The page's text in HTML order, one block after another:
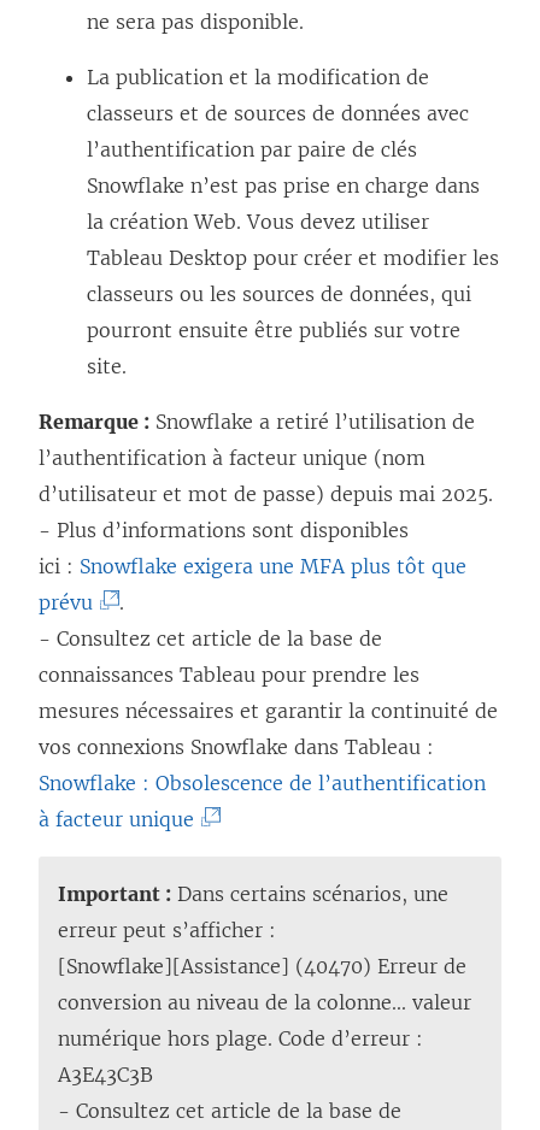
ne sera pas disponible.
La publication et la modification de
classeurs et de sources de données avec
l’authentification par paire de clés
Snowflake n’est pas prise en charge dans
la création Web. Vous devez utiliser
Tableau Desktop pour créer et modifier les
classeurs ou les sources de données, qui
pourront ensuite être publiés sur votre
site.
Remarque : Snowflake a retiré l’utilisation de
l’authentification à facteur unique (nom
d’utilisateur et mot de passe) depuis mai 2025.
- Plus d’informations sont disponibles
ici : Snowflake exigera une MFA plus tôt que
prévu
L
e
l
i
e
n
’
o
u
v
r
e
d
.
- Consultez cet article de la base de
connaissances Tableau pour prendre les
mesures nécessaires et garantir la continuité de
vos connexions Snowflake dans Tableau :
Snowflake : Obsolescence de l’authentification
à facteur unique
e
l
i
e
n
’
Important : Dans certains scénarios, une
erreur peut s’afficher :
[Snowflake][Assistance] (40470) Erreur de
conversion au niveau de la colonne... valeur
numérique hors plage. Code d’erreur :
A3E43C3B
- Consultez cet article de la base de